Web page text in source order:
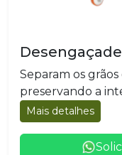
Separam os
preservando a
Mais detalhes